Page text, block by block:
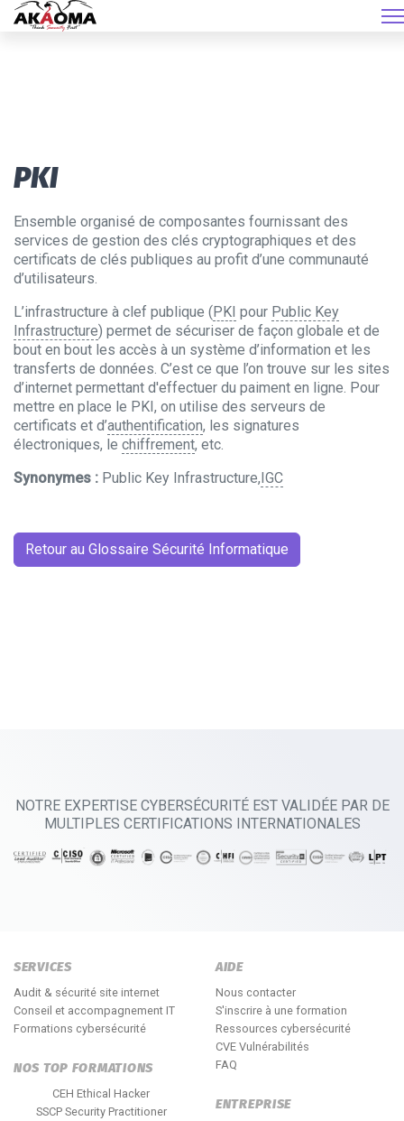
PKI
Ensemble organisé de composantes fournissant des
services de gestion des clés cryptographiques et des
certificats de clés publiques au profit d’une communauté
d’utilisateurs.
L’infrastructure à clef publique (PKI pour Public Key
Infrastructure) permet de sécuriser de façon globale et de
bout en bout les accès à un système d’information et les
transferts de données. C’est ce que l’on trouve sur les sites
d’internet permettant d'effectuer du paiment en ligne. Pour
mettre en place le PKI, on utilise des serveurs de
certificats et d’authentification, les signatures
électroniques, le chiffrement, etc.
Synonymes : Public Key Infrastructure,IGC
Retour au Glossaire Sécurité Informatique
NOTRE EXPERTISE CYBERSÉCURITÉ EST VALIDÉE PAR DE
MULTIPLES CERTIFICATIONS INTERNATIONALES
SERVICES
Audit & sécurité site internet
Conseil et accompagnement IT
Formations cybersécurité
NOS TOP FORMATIONS
CEH Ethical Hacker
SSCP Security Practitioner
AIDE
Nous contacter
S'inscrire à une formation
Ressources cybersécurité
CVE Vulnérabilités
FAQ
ENTREPRISE